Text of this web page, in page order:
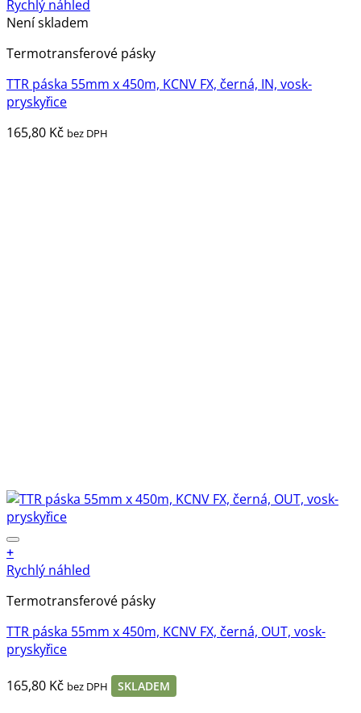
Rychlý náhled
Není skladem
Termotransferové pásky
TTR páska 55mm x 450m, KCNV FX, černá, IN, vosk-
pryskyřice
165,80 Kč bez DPH
+
Rychlý náhled
Termotransferové pásky
TTR páska 55mm x 450m, KCNV FX, černá, OUT, vosk-
pryskyřice
165,80 Kč bez DPH SKLADEM